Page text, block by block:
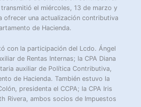
el miércoles, 13 de marzo y
ofrecer una actualización contributiva
de Hacienda.
con la participación del Lcdo. Ángel
de Rentas Internas; la CPA Diana
auxiliar de Política Contributiva,
de Hacienda. También estuvo la
presidenta el CCPA; la CPA Iris
Rivera, ambos socios de Impuestos